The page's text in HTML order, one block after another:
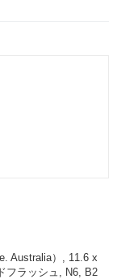
Australia）, 11.6 x
フラッシュ, N6, B2